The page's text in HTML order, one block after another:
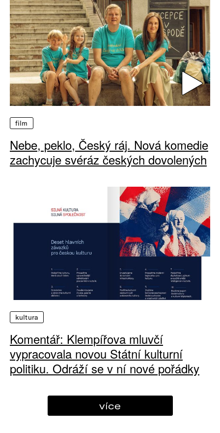
film
Nebe, peklo, Český ráj. Nová komedie
zachycuje svéráz českých dovolených
kultura
Komentář: Klempířova mluvčí
vypracovala novou Státní kulturní
politiku. Odráží se v ní nové pořádky
více